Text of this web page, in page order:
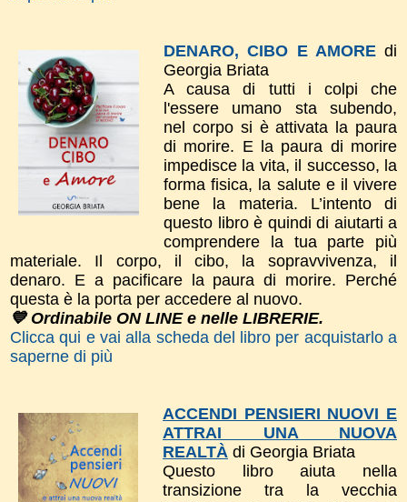
DENARO, CIBO E AMORE di
Georgia Briata
A causa di tutti i colpi che
l'essere umano sta subendo,
nel corpo si è attivata la paura
di morire. E la paura di morire
impedisce la vita, il successo, la
forma fisica, la salute e il vivere
bene la materia. L’intento di
questo libro è quindi di aiutarti a
comprendere la tua parte più
materiale. Il corpo, il cibo, la sopravvivenza, il
denaro. E a pacificare la paura di morire. Perché
questa è la porta per accedere al nuovo.
💙 Ordinabile ON LINE e nelle LIBRERIE.
Clicca qui e vai alla scheda del libro per acquistarlo a
saperne di più
ACCENDI PENSIERI NUOVI E
ATTRAI UNA NUOVA
REALTÀ di Georgia Briata
Questo libro aiuta nella
transizione tra la vecchia